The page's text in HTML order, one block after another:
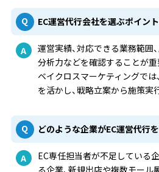
EC運営代行会社を選ぶポイン
運営実績、対応できる業務範囲
分析力などを確認することが重
ベイクロスマーケティングでは
を活かし、戦略立案から施策実
どのような企業がEC運営代行
EC専任担当者が不足している